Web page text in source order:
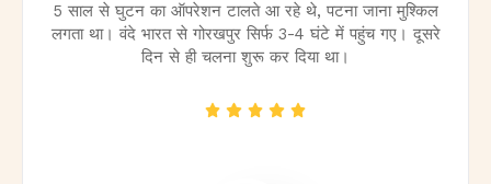
हो गया था। अब
नहीं। ट्रेन से आना-
5 साल से घुटन का ऑपरेशन टालते आ रहे थे,
लगता था। वंदे भारत से गोरखपुर सिर्फ 3-4
दिन से ही चलना शुरू कर दिया